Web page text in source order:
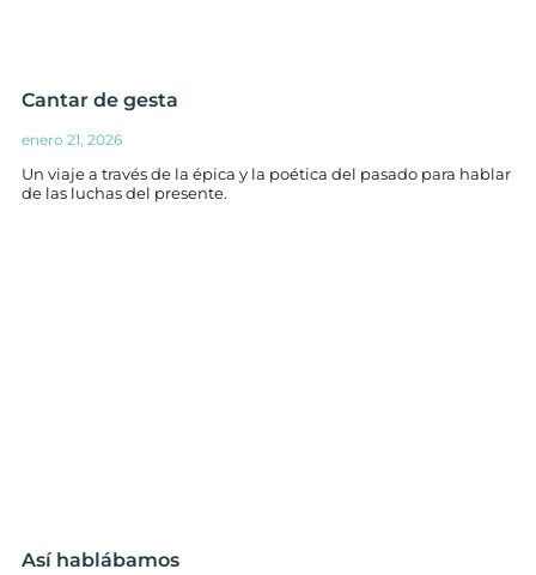
Cantar de gesta
enero 21, 2026
Un viaje a través de la épica y la poética del pasado para hablar
de las luchas del presente.
Así hablábamos